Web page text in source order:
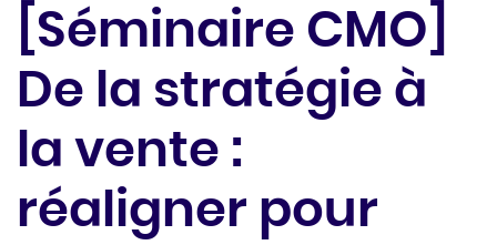
[Séminaire CMO]
De la stratégie à
la vente :
réaligner pour